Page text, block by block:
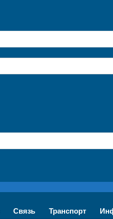
Связь Транспорт